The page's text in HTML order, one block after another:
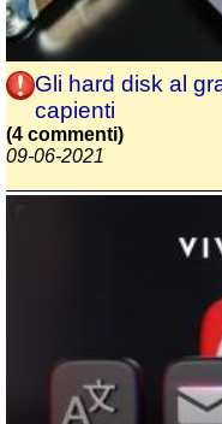
Gli hard disk al
capienti
(4 commenti)
09-06-2021